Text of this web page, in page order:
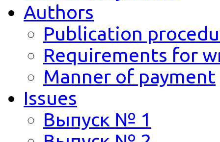
Authors
Publication
Requirements for
Manner of payment
Issues
Выпуск № 1